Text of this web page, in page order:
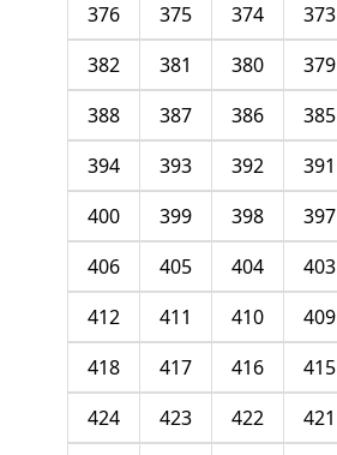
373
374
375
376
379
380
381
382
385
386
387
388
391
392
393
394
397
398
399
400
403
404
405
406
409
410
411
412
415
416
417
418
421
422
423
424